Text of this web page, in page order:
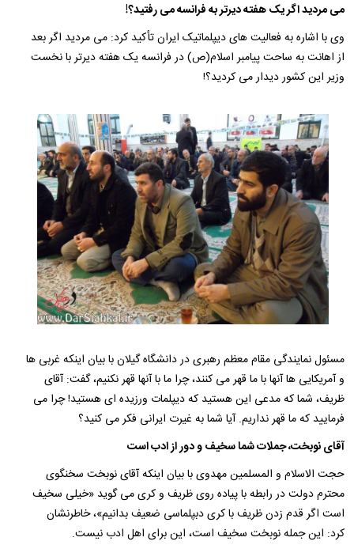
می مردید اگر یک هفته دیرتر به فرانسه می رفتید؟!
وی با اشاره به فعالیت های دیپلماتیک ایران تأکید کرد: می مردید اگر بعد
از اهانت به ساحت پیامبر اسلام(ص) در فرانسه یک هفته دیرتر با نخست
وزیر این کشور دیدار می کردید؟!
مسئول نمایندگی مقام معظم رهبری در دانشگاه گیلان با بیان اینکه غربی ها
و آمریکایی ها آنها با ما قهر می کنند، چرا ما با آنها قهر نکنیم، گفت: آقای
ظریف، شما که مدعی این هستید که دیپلمات ورزیده ای هستید! چرا می
فرمایید که ما قهر نداریم. آیا شما به غیرت ایرانی فکر می کنید؟
آقای نوبخت، جملات شما سخیف و دور از ادب است
حجت الاسلام و المسلمین مهدوی با بیان اینکه آقای نوبخت سخنگوی
محترم دولت در رابطه با پیاده روی ظریف و کری می گوید «خیلی سخیف
است اگر قدم زدن ظریف با کری دبپلماسی ضعیف بدانیم»، خاطرنشان
کرد: این جمله نوبخت سخیف است، این برای اهل ادب نیست.